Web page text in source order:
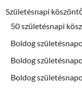
Születésnapi
50 születésnapi
Boldog
Boldog
Boldog